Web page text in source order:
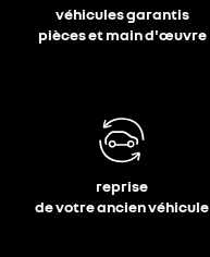
véhicules garantis
pièces et main d'œuvre
reprise
de votre ancien véhicule